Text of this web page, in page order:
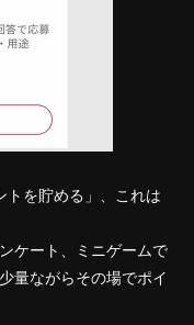
を貯める」、これは
ケート、ミニゲームで
量ながらその場でポイ